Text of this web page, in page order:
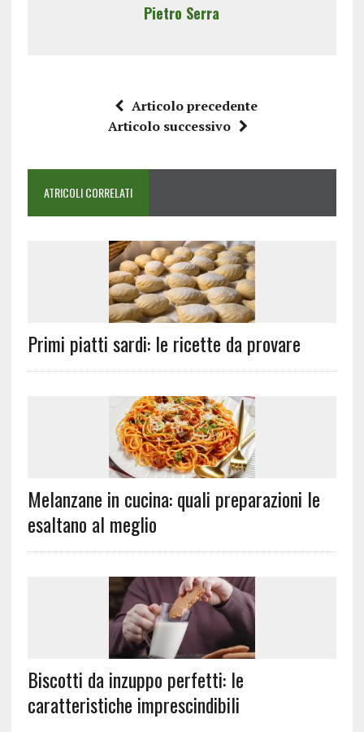
Pietro Serra
Articolo precedente
Articolo successivo
ATRICOLI CORRELATI
Primi piatti sardi: le ricette da provare
Melanzane in cucina: quali preparazioni le
esaltano al meglio
Biscotti da inzuppo perfetti: le
caratteristiche imprescindibili